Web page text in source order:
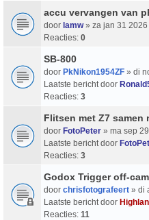
accu vervangen van
door lamw» za jan 31 2026
Reacties: 0
SB-800
door PkNikon1954ZF » di
Laatste bericht door
Reacties: 3
Flitsen met Z7 samen
door FotoPeter » ma sep
Laatste bericht door
Reacties: 3
Godox Trigger off-
door chrisfotografeert » di
Laatste bericht door
Reacties: 11